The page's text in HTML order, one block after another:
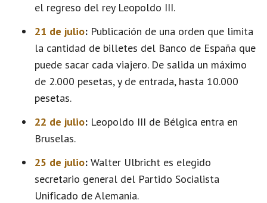
el regreso del rey Leopoldo III.
21 de julio: Publicación de una orden que limita
la cantidad de billetes del Banco de España que
puede sacar cada viajero. De salida un máximo
de 2.000 pesetas, y de entrada, hasta 10.000
pesetas.
22 de julio: Leopoldo III de Bélgica entra en
Bruselas.
25 de julio: Walter Ulbricht es elegido
secretario general del Partido Socialista
Unificado de Alemania.